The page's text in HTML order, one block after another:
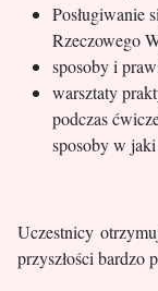
Posługiwanie
Rzeczowego
sposoby i
warsztaty
podczas
sposoby w
Uczestnicy
przyszłości bardzo